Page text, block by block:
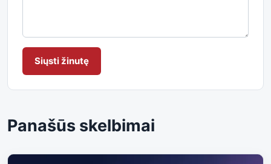
Siųsti žinutę
Panašūs skelbimai